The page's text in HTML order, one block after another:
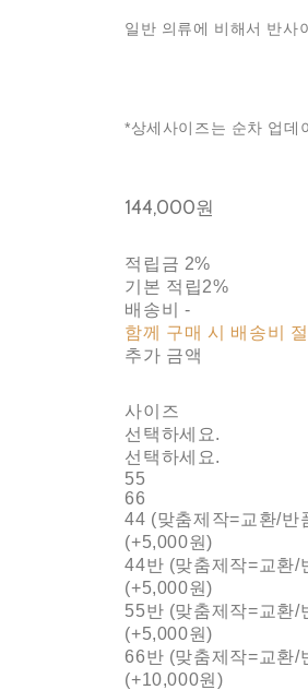
일반 의류에 비해서 반사
*상세사이즈는 순차 업데
144,000원
적립금 2%
기본 적립2%
배송비 -
함께 구매 시 배송비
추가 금액
사이즈
선택하세요.
선택하세요.
55
66
44 (맞춤제작=교환/반
(+5,000원)
44반 (맞춤제작=교환/
(+5,000원)
55반 (맞춤제작=교환/
(+5,000원)
66반 (맞춤제작=교환/
(+10,000원)